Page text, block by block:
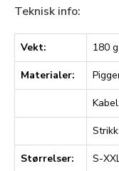
Teknisk info:
Vekt: 180 g
Materialer:
Kabel:
Strikk:
Størrelser: S-